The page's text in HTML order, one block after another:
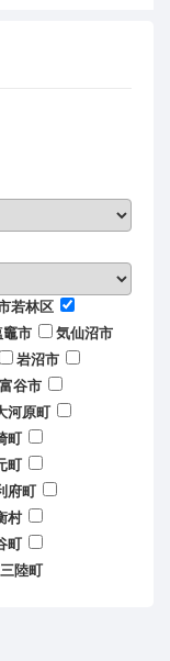
若林区
竈市
気仙沼市
岩沼市
富谷市
河原町
町
町
府町
村
町
陸町